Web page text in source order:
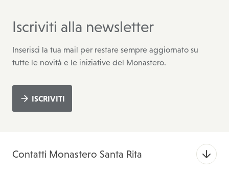
Iscriviti alla newsletter
Inserisci la tua mail per restare sempre aggiornato su
tutte le novità e le iniziative del Monastero.
ISCRIVITI
Contatti Monastero Santa Rita